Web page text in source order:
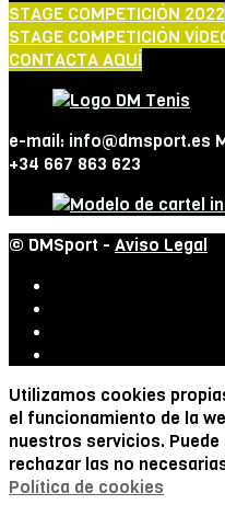
STAGE COMPETICIÓN 2022
STAGE COMPETICIÓN
CONTACTA AQUÍ
e-mail: info@dmsport.es
+34 667 863 623
© DMSport - Aviso Legal
Utilizamos cookies
el funcionamiento de la
nuestros servicios.
rechazar las no
Política de cookies